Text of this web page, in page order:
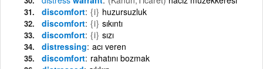
discomfort {i} huzursuzluk
discomfort {i} sıkıntı
discomfort {i} sızı
distressing acı veren
discomfort rahatını bozmak